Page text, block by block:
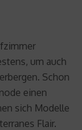
um auch
Schon
einen
sich Modelle
Flair.